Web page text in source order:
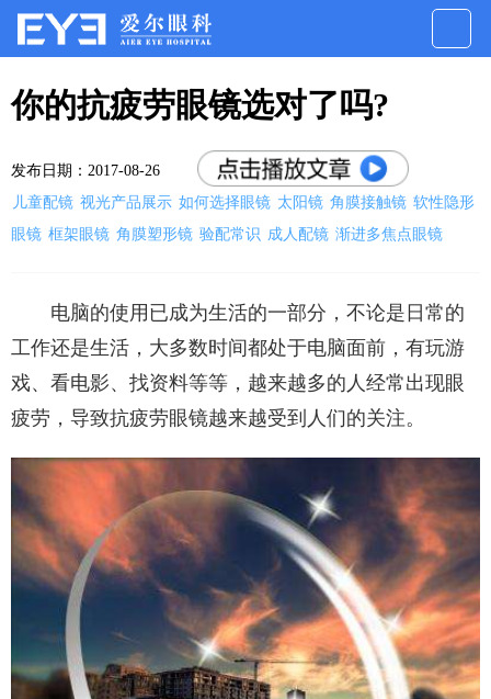
你的抗疲劳眼镜选对了吗?
发布日期：2017-08-26
儿童配镜 视光产品展示 如何选择眼镜 太阳镜 角膜接触镜 软性隐形
眼镜 框架眼镜 角膜塑形镜 验配常识 成人配镜 渐进多焦点眼镜
电脑的使用已成为生活的一部分，不论是日常的
工作还是生活，大多数时间都处于电脑面前，有玩游
戏、看电影、找资料等等，越来越多的人经常出现眼
疲劳，导致抗疲劳眼镜越来越受到人们的关注。